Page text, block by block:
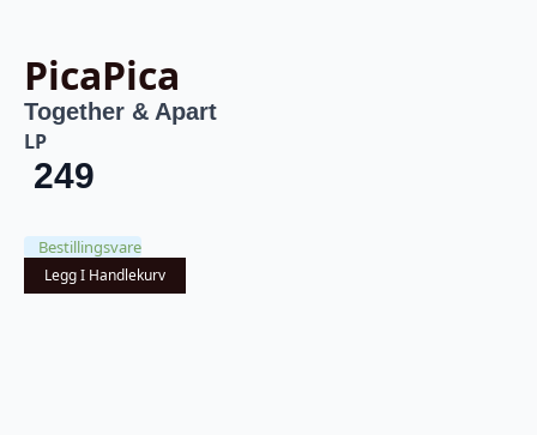
PicaPica
Together & Apart
LP
249
Bestillingsvare
Legg I Handlekurv